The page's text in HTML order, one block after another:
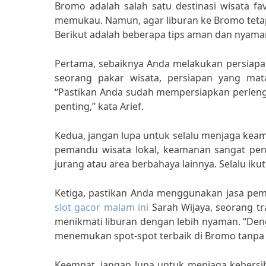
Bromo adalah salah satu destinasi wisata
memukau. Namun, agar liburan ke Bromo
Berikut adalah beberapa tips aman dan
Pertama, sebaiknya Anda melakukan
seorang pakar wisata, persiapan yang
“Pastikan Anda sudah mempersiapkan
penting,” kata Arief.
Kedua, jangan lupa untuk selalu menjaga
pemandu wisata lokal, keamanan sangat
jurang atau area berbahaya lainnya. Selalu
Ketiga, pastikan Anda menggunakan jasa
slot gacor malam ini Sarah Wijaya, seorang
menikmati liburan dengan lebih nyaman.
menemukan spot-spot terbaik di Bromo